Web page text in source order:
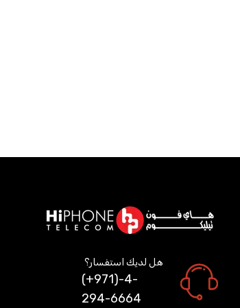
هل لديك استفسار؟
(+971)-4-
294-6664